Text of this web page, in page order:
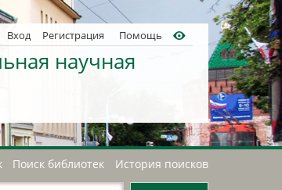
Вход Регистрация Помощь
научная
Поиск библиотек История поисков